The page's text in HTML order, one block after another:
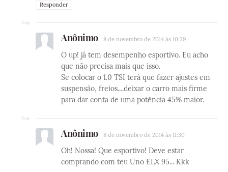
Responder
Anônimo 8 de novembro de 2014 às 10:29
O up! já tem desempenho esportivo. Eu acho
que não precisa mais que isso.
Se colocar o 1.0 TSI terá que fazer ajustes em
suspensão, freios....deixar o carro mais firme
para dar conta de uma potência 45% maior.
Anônimo 8 de novembro de 2014 às 11:30
Oh! Nossa! Que esportivo! Deve estar
comprando com teu Uno ELX 95... Kkk